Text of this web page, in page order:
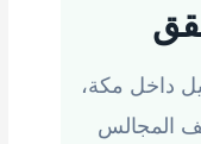
داخل مكة،
المجالس